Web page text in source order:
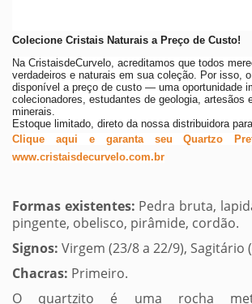
Colecione Cristais Naturais a Preço de Custo!
Na CristaisdeCurvelo, acreditamos que todos
verdadeiros e naturais em sua coleção. Por isso,
disponível a preço de custo — uma oportunidade
colecionadores, estudantes de geologia, artesãos
minerais.
Estoque limitado, direto da nossa distribuidora
Clique aqui e garanta seu Quartzo
www.cristaisdecurvelo.com.br
Formas existentes: Pedra bruta,
pingente, obelisco, pirâmide, cordão.
Signos: Virgem (23/8 a 22/9), Sagitário
Chacras: Primeiro.
O quartzito é uma rocha